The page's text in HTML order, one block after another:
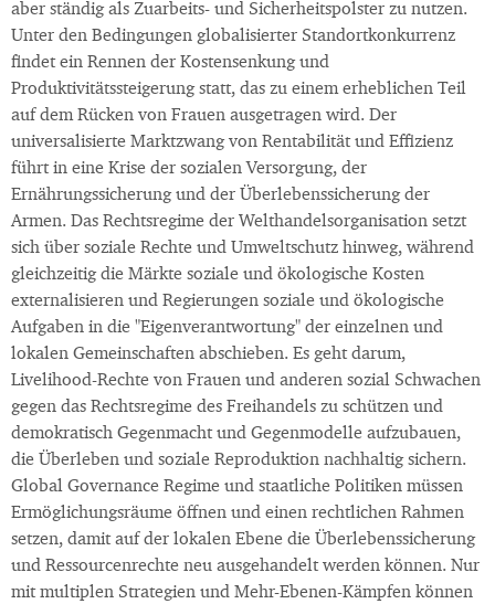
aber ständig als Zuarbeits- und Sicherheitspolster zu nutzen.
Unter den Bedingungen globalisierter Standortkonkurrenz
findet ein Rennen der Kostensenkung und
Produktivitätssteigerung statt, das zu einem erheblichen Teil
auf dem Rücken von Frauen ausgetragen wird. Der
universalisierte Marktzwang von Rentabilität und Effizienz
führt in eine Krise der sozialen Versorgung, der
Ernährungssicherung und der Überlebenssicherung der
Armen. Das Rechtsregime der Welthandelsorganisation setzt
sich über soziale Rechte und Umweltschutz hinweg, während
gleichzeitig die Märkte soziale und ökologische Kosten
externalisieren und Regierungen soziale und ökologische
Aufgaben in die "Eigenverantwortung" der einzelnen und
lokalen Gemeinschaften abschieben. Es geht darum,
Livelihood-Rechte von Frauen und anderen sozial Schwachen
gegen das Rechtsregime des Freihandels zu schützen und
demokratisch Gegenmacht und Gegenmodelle aufzubauen,
die Überleben und soziale Reproduktion nachhaltig sichern.
Global Governance Regime und staatliche Politiken müssen
Ermöglichungsräume öffnen und einen rechtlichen Rahmen
setzen, damit auf der lokalen Ebene die Überlebenssicherung
und Ressourcenrechte neu ausgehandelt werden können. Nur
mit multiplen Strategien und Mehr-Ebenen-Kämpfen können